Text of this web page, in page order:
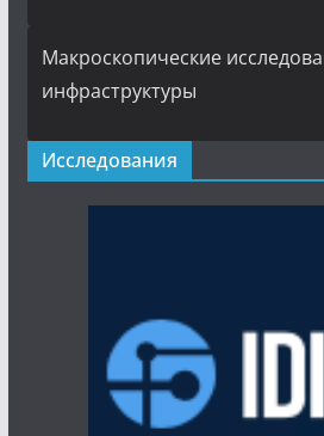
Макроскопические
инфраструктуры
Исследования